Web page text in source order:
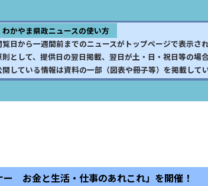
わかやま県政ニュースの使い方
覧日から一週間前までのニュースがトップページで表示され
則として、提供日の翌日掲載、翌日が土・日・祝日等の場
開している情報は資料の一部（図表や冊子等）を掲載して
ー お金と生活・仕事のあれこれ」を開催！